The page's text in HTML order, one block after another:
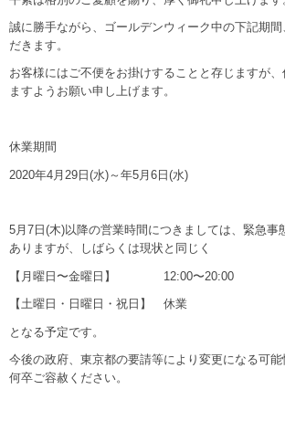
誠に勝手ながら、ゴールデンウィーク中の下記期
だきます。
お客様にはご不便をお掛けすることと存じますが
ますようお願い申し上げます。
休業期間
2020年4月29日(水)～年5月6日(水)
5月7日(木)以降の営業時間につきましては、緊急事
ありますが、しばらくは現状と同じく
【月曜日〜金曜日】 12:00〜20:00
【土曜日・日曜日・祝日】 休業
となる予定です。
今後の政府、東京都の要請等により変更になる可能
何卒ご容赦ください。